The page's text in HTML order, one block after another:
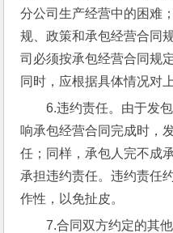
分公司生产经营中的困难
规、政策和承包经营合同
司必须按承包经营合同规
同时，应根据具体情况对
6.违约责任。由于发
响承包经营合同完成时，
任；同样，承包人完不成
承担违约责任。违约责任
作性，以免扯皮。
7.合同双方约定的其